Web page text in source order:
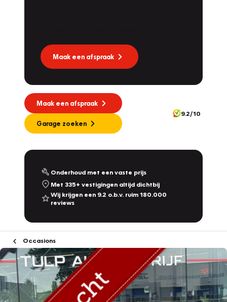
Maak een afspraak
Maak een afspraak
Garage zoeken
9.2/10
Onderhoud met een vaste prijs
Met 335+ vestigingen altijd dichtbij
Wij krijgen een 9.2 o.b.v. ruim 180.000
reviews
Occasions